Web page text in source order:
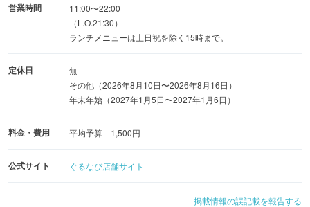
◆木の温もり感じる和空間
テーブル席、個室等ご用意 駐車場完備でご家族利用にも最
適◎
営業時間
11:00〜22:00
（L.O.21:30）
ランチメニューは土日祝を除く15時まで。
定休日
無
その他（2026年8月10日〜2026年8月16日）
年末年始（2027年1月5日〜2027年1月6日）
料金・費用 平均予算 1,500円
公式サイト ぐるなび店舗サイト
掲載情報の誤記載を報告する